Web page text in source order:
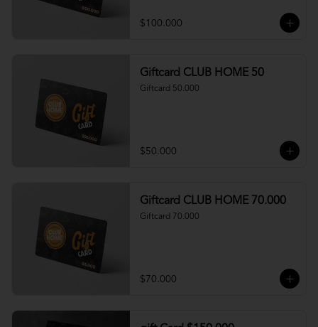
$100.000
Giftcard CLUB HOME 50
Giftcard 50.000
$50.000
Giftcard CLUB HOME 70.000
Giftcard 70.000
$70.000